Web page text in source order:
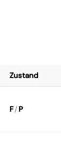
Zustand
F/ P